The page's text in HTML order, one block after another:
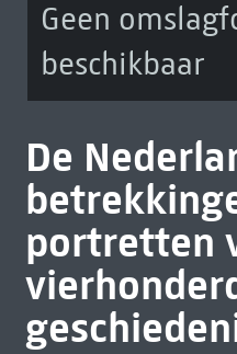
Geen
beschikbaar
De
portretten